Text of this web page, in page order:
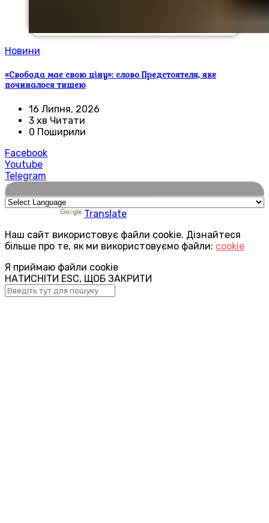
Новини
«Свобода має свою ціну»: слово Предстоятеля, яке
починалося тишею
16 Липня, 2026
3 хв Читати
0 Поширили
Facebook
Youtube
Telegram
🌍
Translate
Наш сайт використовує файли cookie. Дізнайтеся
більше про те, як ми використовуємо файли: cookie
Я приймаю файли cookie
НАТИСНІТИ ESC, ЩОБ ЗАКРИТИ